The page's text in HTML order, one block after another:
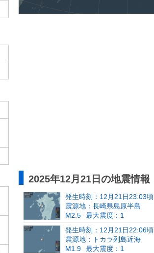
2025年12月21日の地震情報
発生時刻：12月21日23:03頃
震源地：長崎県島原半島
M2.5
最大震度：1
発生時刻：12月21日22:06頃
震源地：トカラ列島近海
M1.9
最大震度：1